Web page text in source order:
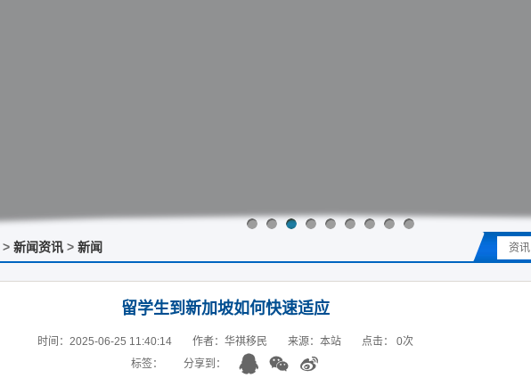
> 新闻资讯 > 新闻 资讯
留学生到新加坡如何快速适应
时间：2025-06-25 11:40:14 作者：华祺移民 来源：本站 点击： 0次
标签：
分享到：